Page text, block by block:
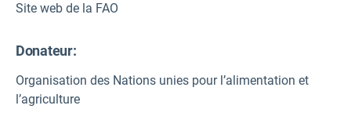
Site web de la FAO
Donateur:
Organisation des Nations unies pour l’alimentation et
l’agriculture